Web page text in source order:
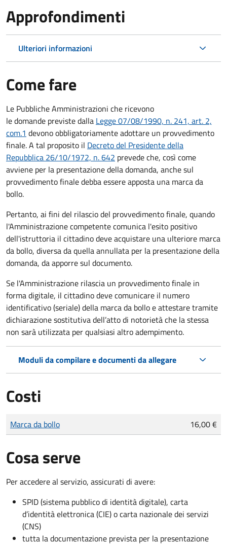
Approfondimenti
Ulteriori informazioni
Come fare
Le Pubbliche Amministrazioni che ricevono
le domande previste dalla Legge 07/08/1990, n. 241, art. 2,
com.1 devono obbligatoriamente adottare un provvedimento
finale. A tal proposito il Decreto del Presidente della
Repubblica 26/10/1972, n. 642 prevede che, così come
avviene per la presentazione della domanda, anche sul
provvedimento finale debba essere apposta una marca da
bollo.
Pertanto, ai fini del rilascio del provvedimento finale, quando
l'Amministrazione competente comunica l'esito positivo
dell'istruttoria il cittadino deve acquistare una ulteriore marca
da bollo, diversa da quella annullata per la presentazione della
domanda, da apporre sul documento.
Se l'Amministrazione rilascia un provvedimento finale in
forma digitale, il cittadino devecomunicare il numero
identificativo (seriale) della marca da bollo e attestare tramite
dichiarazione sostitutiva dell’atto di notorietà che la stessa
non sarà utilizzata per qualsiasi altro adempimento.
Moduli da compilare e documenti da allegare
Costi
Tipo di pagamento
Importo
Marca da bollo 16,00 €
Cosa serve
Per accedere al servizio, assicurati di avere:
SPID (sistema pubblico di identità digitale), carta
d’identità elettronica (CIE) o carta nazionale dei servizi
(CNS)
tutta la documentazione prevista per la presentazione